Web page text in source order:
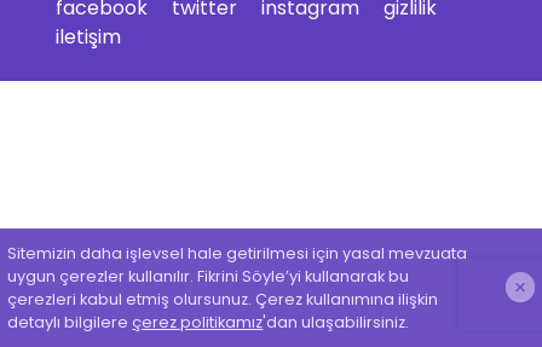
facebook twitter instagram
gizlilik
iletişim
Sitemizin daha işlevsel hale getirilmesi için yasal mevzuata
uygun çerezler kullanılır. Fikrini Söyle’yi kullanarak bu
çerezleri kabul etmiş olursunuz. Çerez kullanımına ilişkin
detaylı bilgilere çerez politikamız'dan ulaşabilirsiniz.